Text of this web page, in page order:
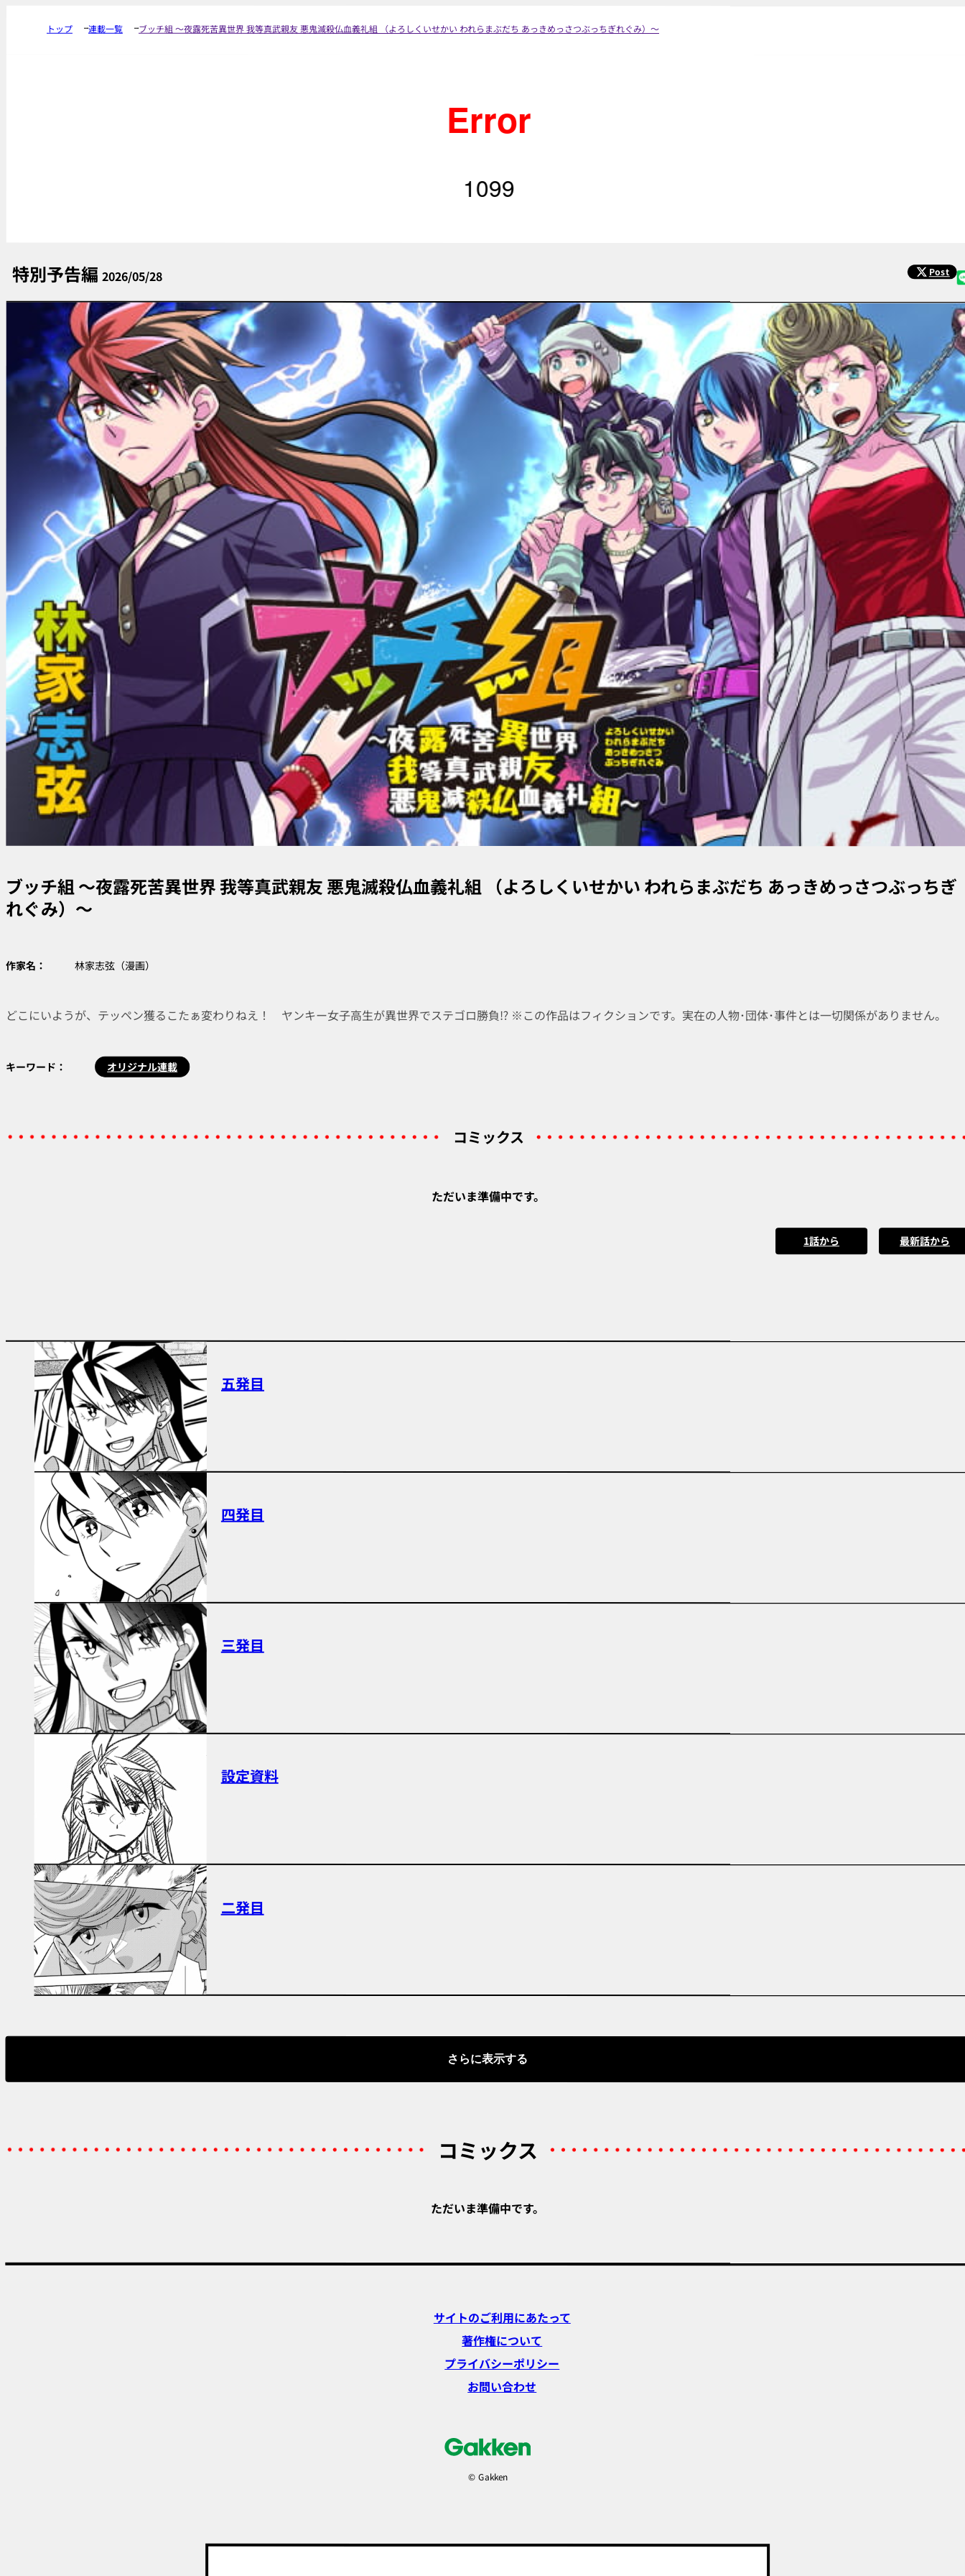
トップ 連載一覧 ブッチ組 ～夜露死苦異世界 我等真武親友 悪鬼滅殺仏血義礼組 （よろしくいせかい われらまぶだち あっきめっさつぶっちぎれぐみ）～
特別予告編 2026/05/28 Post
ブッチ組 ～夜露死苦異世界 我等真武親友 悪鬼滅殺仏血義礼組 （よろしくいせかい われらまぶだち あっきめっさつぶっちぎ
れぐみ）～
作家名： 林家志弦（漫画）
どこにいようが、テッペン獲るこたぁ変わりねえ！ ヤンキー女子高生が異世界でステゴロ勝負⁉ ※この作品はフィクションです。実在の人物･団体･事件とは一切関係がありません。
キーワード： オリジナル連載
コミックス
ただいま準備中です。
1話から 最新話から
五発目
四発目
三発目
設定資料
二発目
さらに表示する
コミックス
ただいま準備中です。
サイトのご利用にあたって
著作権について
プライバシーポリシー
お問い合わせ
© Gakken